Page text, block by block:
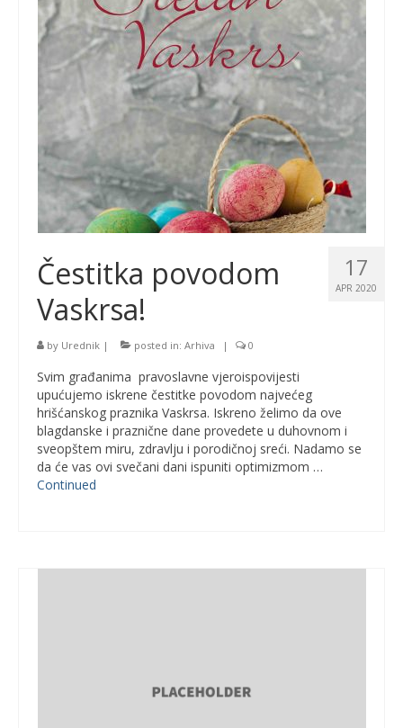
17
APR 2020
Čestitka povodom
Vaskrsa!
by Urednik | posted in: Arhiva | 0
Svim građanima pravoslavne vjeroispovijesti
upućujemo iskrene čestitke povodom najvećeg
hrišćanskog praznika Vaskrsa. Iskreno želimo da ove
blagdanske i praznične dane provedete u duhovnom i
sveopštem miru, zdravlju i porodičnoj sreći. Nadamo se
da će vas ovi svečani dani ispuniti optimizmom …
Continued